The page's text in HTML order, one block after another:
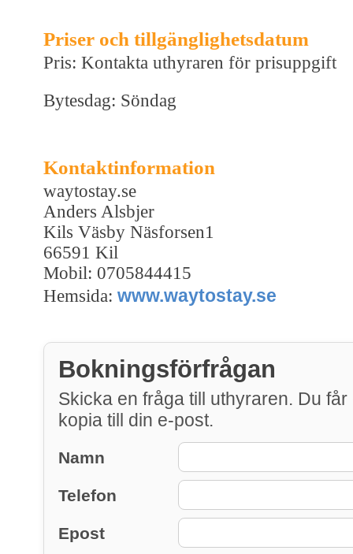
Priser och tillgänglighetsdatum
Pris: Kontakta uthyraren för prisuppgift
Bytesdag: Söndag
Kontaktinformation
waytostay.se
Anders Alsbjer
Kils Väsby Näsforsen1
66591 Kil
Mobil: 0705844415
Hemsida: www.waytostay.se
Bokningsförfrågan
Skicka en fråga till uthyraren. Du får
kopia till din e-post.
Namn
Telefon
Epost